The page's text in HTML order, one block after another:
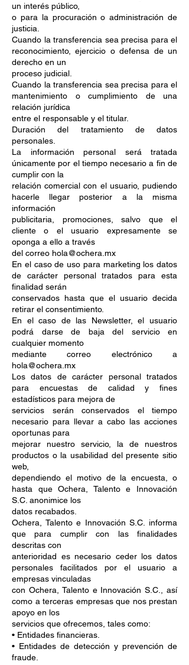
un interés público,
o para la procuración o administración de
justicia.
Cuando la transferencia sea precisa para el
reconocimiento, ejercicio o defensa de un
derecho en un
proceso judicial.
Cuando la transferencia sea precisa para el
mantenimiento o cumplimiento de una
relación jurídica
entre el responsable y el titular.
Duración del tratamiento de datos
personales.
La información personal será tratada
únicamente por el tiempo necesario a fin de
cumplir con la
relación comercial con el usuario, pudiendo
hacerle llegar posterior a la misma
información
publicitaria, promociones, salvo que el
cliente o el usuario expresamente se
oponga a ello a través
del correo hola@ochera.mx
En el caso de uso para marketing los datos
de carácter personal tratados para esta
finalidad serán
conservados hasta que el usuario decida
retirar el consentimiento.
En el caso de las Newsletter, el usuario
podrá darse de baja del servicio en
cualquier momento
mediante correo electrónico a
hola@ochera.mx
Los datos de carácter personal tratados
para encuestas de calidad y fines
estadísticos para mejora de
servicios serán conservados el tiempo
necesario para llevar a cabo las acciones
oportunas para
mejorar nuestro servicio, la de nuestros
productos o la usabilidad del presente sitio
web,
dependiendo el motivo de la encuesta, o
hasta que Ochera, Talento e Innovación
S.C. anonimice los
datos recabados.
Ochera, Talento e Innovación S.C. informa
que para cumplir con las finalidades
descritas con
anterioridad es necesario ceder los datos
personales facilitados por el usuario a
empresas vinculadas
con Ochera, Talento e Innovación S.C., así
como a terceras empresas que nos prestan
apoyo en los
servicios que ofrecemos, tales como:
• Entidades financieras.
• Entidades de detección y prevención de
fraude.